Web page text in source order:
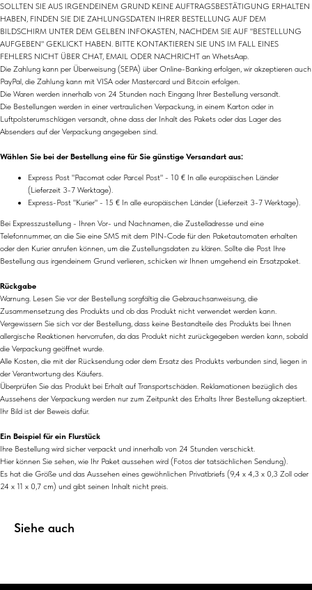
SOLLTEN SIE AUS IRGENDEINEM GRUND KEINE AUFTRAGSBESTÄTIGUNG ERHALTEN
HABEN, FINDEN SIE DIE ZAHLUNGSDATEN IHRER BESTELLUNG AUF DEM
BILDSCHIRM UNTER DEM GELBEN INFOKASTEN, NACHDEM SIE AUF "BESTELLUNG
AUFGEBEN" GEKLICKT HABEN. BITTE KONTAKTIEREN SIE UNS IM FALL EINES
FEHLERS NICHT ÜBER CHAT, EMAIL ODER NACHRICHT an WhetsAap.
Die Zahlung kann per Überweisung (SEPA) über Online-Banking erfolgen, wir akzeptieren auch
PayPal, die Zahlung kann mit VISA oder Mastercard und Bitcoin erfolgen.
Die Waren werden innerhalb von 24 Stunden nach Eingang Ihrer Bestellung versandt.
Die Bestellungen werden in einer vertraulichen Verpackung, in einem Karton oder in
Luftpolsterumschlägen versandt, ohne dass der Inhalt des Pakets oder das Lager des
Absenders auf der Verpackung angegeben sind.
Wählen Sie bei der Bestellung eine für Sie günstige Versandart aus:
Express Post "Pacomat oder Parcel Post" - 10 € In alle europäischen Länder
(Lieferzeit 3-7 Werktage).
Express-Post "Kurier" - 15 € In alle europäischen Länder (Lieferzeit 3-7 Werktage).
Bei Expresszustellung - Ihren Vor- und Nachnamen, die Zustelladresse und eine
Telefonnummer, an die Sie eine SMS mit dem PIN-Code für den Paketautomaten erhalten
oder den Kurier anrufen können, um die Zustellungsdaten zu klären. Sollte die Post Ihre
Bestellung aus irgendeinem Grund verlieren, schicken wir Ihnen umgehend ein Ersatzpaket.
Rückgabe
Warnung. Lesen Sie vor der Bestellung sorgfältig die Gebrauchsanweisung, die
Zusammensetzung des Produkts und ob das Produkt nicht verwendet werden kann.
Vergewissern Sie sich vor der Bestellung, dass keine Bestandteile des Produkts bei Ihnen
allergische Reaktionen hervorrufen, da das Produkt nicht zurückgegeben werden kann, sobald
die Verpackung geöffnet wurde.
Alle Kosten, die mit der Rücksendung oder dem Ersatz des Produkts verbunden sind, liegen in
der Verantwortung des Käufers.
Überprüfen Sie das Produkt bei Erhalt auf Transportschäden. Reklamationen bezüglich des
Aussehens der Verpackung werden nur zum Zeitpunkt des Erhalts Ihrer Bestellung akzeptiert.
Ihr Bild ist der Beweis dafür.
Ein Beispiel für ein Flurstück
Ihre Bestellung wird sicher verpackt und innerhalb von 24 Stunden verschickt.
Hier können Sie sehen, wie Ihr Paket aussehen wird (Fotos der tatsächlichen Sendung).
Es hat die Größe und das Aussehen eines gewöhnlichen Privatbriefs (9,4 x 4,3 x 0,3 Zoll oder
24 x 11 x 0,7 cm) und gibt seinen Inhalt nicht preis.
Siehe auch